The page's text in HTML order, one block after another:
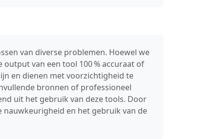
van diverse problemen. Hoewel we
van een tool 100 % accuraat of
en dienen met voorzichtigheid te
bronnen of professioneel
uit het gebruik van deze tools. Door
nauwkeurigheid en het gebruik van de